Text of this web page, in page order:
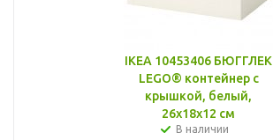
IKEA 10453406 БЮГГЛЕК
LEGO® контейнер с
крышкой, белый,
26x18x12 см
В наличии